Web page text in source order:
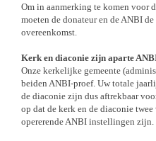
Om in aanmerking te komen voor
moeten de donateur en de ANBI
overeenkomst.
Kerk en diaconie zijn aparte
Onze kerkelijke gemeente
beiden ANBI-proef. Uw totale
de diaconie zijn dus aftrekbaar
op dat de kerk en de diaconie
opererende ANBI instellingen zijn.